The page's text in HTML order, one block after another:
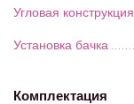
Угловая конструкция
Установка бачка
Комплектация